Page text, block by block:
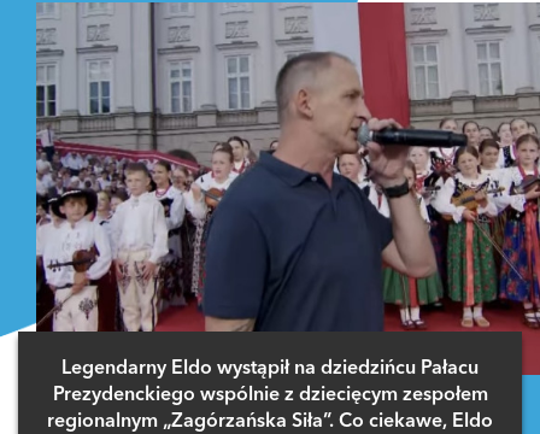
Legendarny Eldo wystąpił na dziedzińcu Pałacu
Prezydenckiego wspólnie z dziecięcym zespołem
regionalnym „Zagórzańska Siła”. Co ciekawe, Eldo